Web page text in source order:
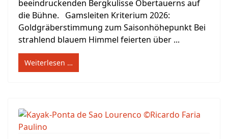
beeindruckenden Bergkulisse Obertauerns auf
die Bühne. Gamsleiten Kriterium 2026:
Goldgräberstimmung zum Saisonhöhepunkt Bei
strahlend blauem Himmel feierten über ...
Weiterlesen …